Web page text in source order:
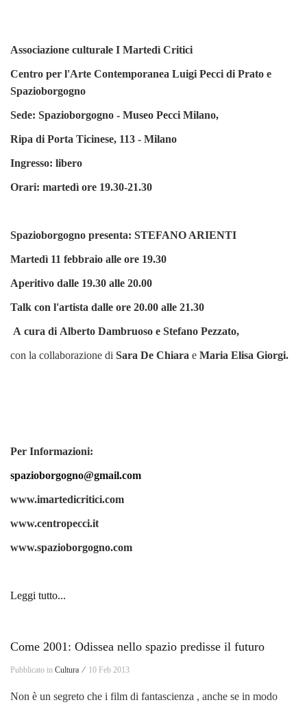
Associazione culturale I Martedì Critici
Centro per l'Arte Contemporanea Luigi Pecci di Prato e
Spazioborgogno
Sede: Spazioborgogno - Museo Pecci Milano,
Ripa di Porta Ticinese, 113 - Milano
Ingresso: libero
Orari: martedì ore 19.30-21.30
Spazioborgogno presenta: STEFANO ARIENTI
Martedì 11 febbraio alle ore 19.30
Aperitivo dalle 19.30 alle 20.00
Talk con l'artista dalle ore 20.00 alle 21.30
A cura di Alberto Dambruoso e Stefano Pezzato,
con la collaborazione di Sara De Chiara e Maria Elisa Giorgi.
Per Informazioni:
spazioborgogno@gmail.com
www.imartedicritici.com
www.centropecci.it
www.spazioborgogno.com
Leggi tutto...
Come 2001: Odissea nello spazio predisse il futuro
Pubblicato in Cultura ⁄ 10 Feb 2013
Non è un segreto che i film di fantascienza , anche se in modo